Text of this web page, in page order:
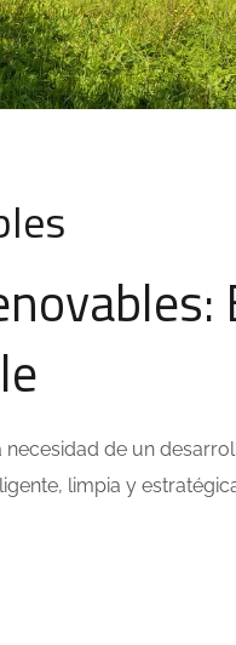
de un
limpia y